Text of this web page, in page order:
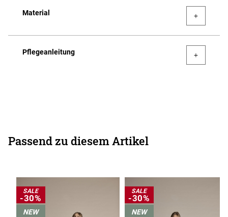
Material
Pflegeanleitung
Passend zu diesem Artikel
SALE
-30%
NEW
SALE
-30%
NEW